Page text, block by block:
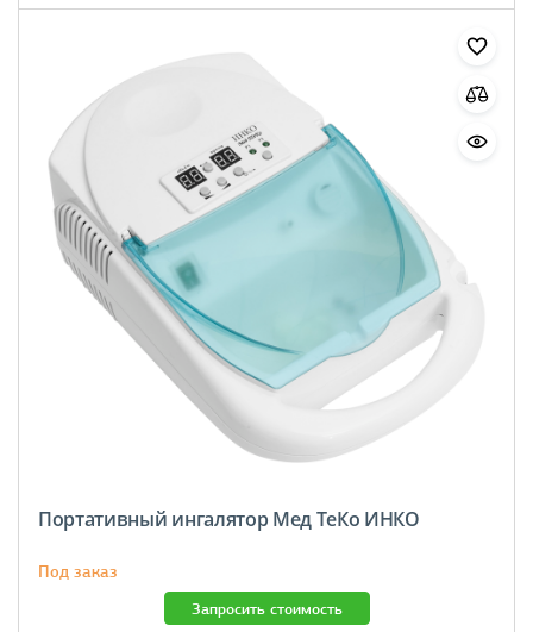
Портативный ингалятор Мед ТеКо ИНКО
Под заказ
Запросить стоимость